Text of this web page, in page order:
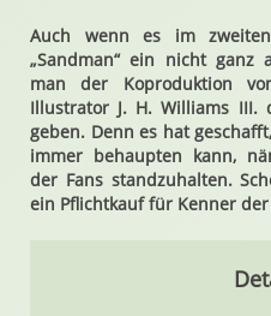
Auch wenn es im
„Sandman“ ein nicht ganz
man der Koproduktion
Illustrator J. H. Williams III.
geben. Denn es hat
immer behaupten kann,
der Fans standzuhalten.
ein Pflichtkauf für Kenner